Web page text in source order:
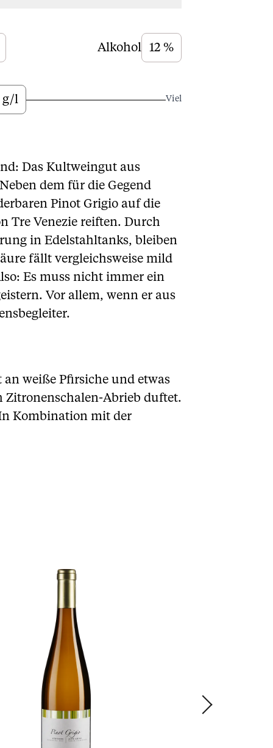
Alkohol
12 %
g/l Viel
Das Kultweingut aus
dem für die Gegend
Pinot Grigio auf die
Tre Venezie reiften. Durch
in Edelstahltanks, bleiben
fällt vergleichsweise mild
Es muss nicht immer ein
Vor allem, wenn er aus
weiße Pfirsiche und etwas
Zitronenschalen-Abrieb duftet.
Kombination mit der